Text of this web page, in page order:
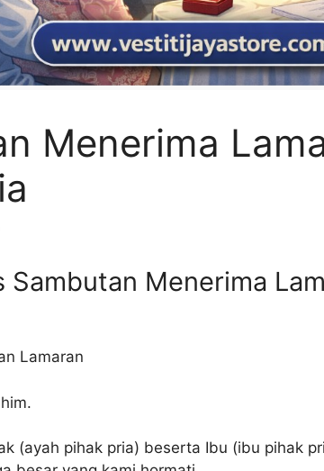
Menerima
Sambutan Menerima
Lamaran
(ayah pihak pria) beserta Ibu (ibu pihak